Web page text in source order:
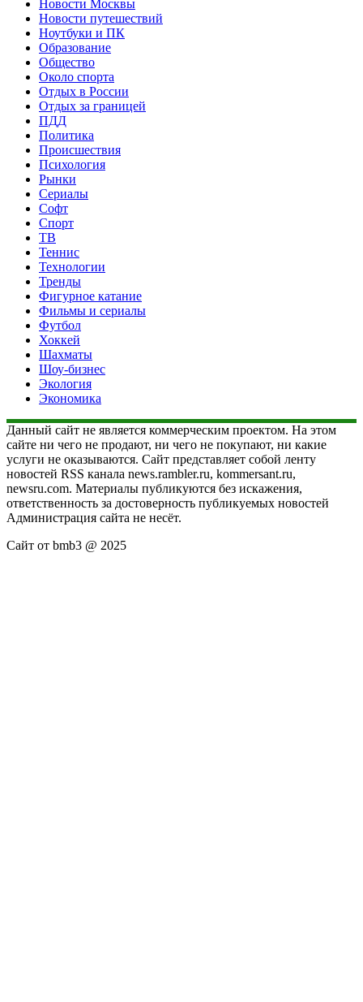
Новости Москвы
Новости путешествий
Ноутбуки и ПК
Образование
Общество
Около спорта
Отдых в России
Отдых за границей
ПДД
Политика
Происшествия
Психология
Рынки
Сериалы
Софт
Спорт
ТВ
Теннис
Технологии
Тренды
Фигурное катание
Фильмы и сериалы
Футбол
Хоккей
Шахматы
Шоу-бизнес
Экология
Экономика
Данный сайт не является коммерческим проектом. На этом
сайте ни чего не продают, ни чего не покупают, ни какие
услуги не оказываются. Сайт представляет собой ленту
новостей RSS канала news.rambler.ru, kommersant.ru,
newsru.com. Материалы публикуются без искажения,
ответственность за достоверность публикуемых новостей
Администрация сайта не несёт.
Сайт от bmb3 @ 2025